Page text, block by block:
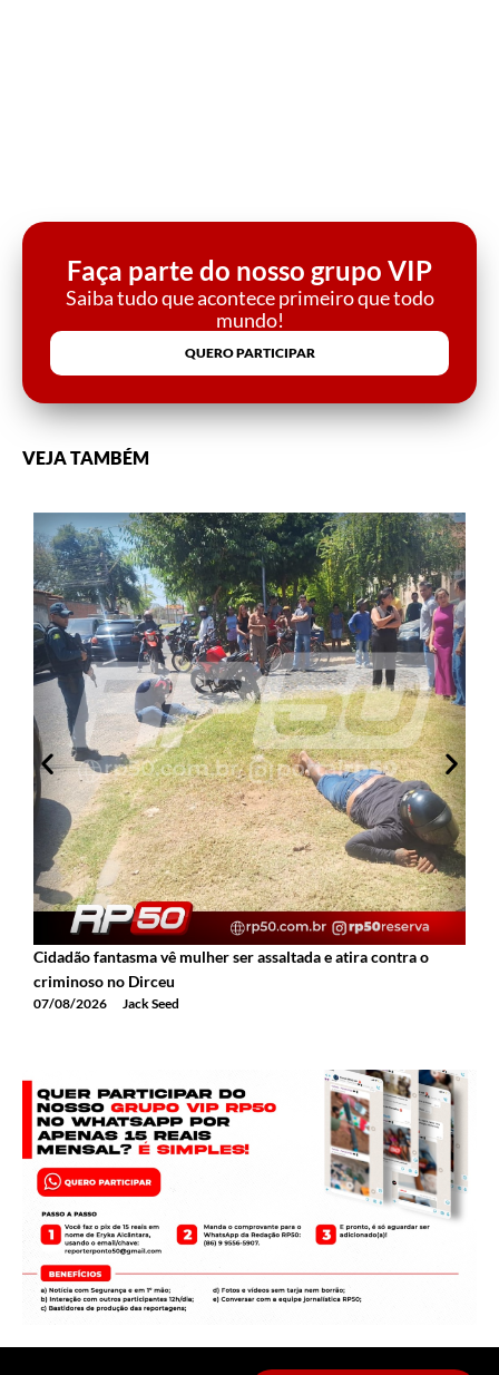
Faça parte do nosso grupo VIP
Saiba tudo que acontece primeiro que todo
mundo!
QUERO PARTICIPAR
VEJA TAMBÉM
Cidadão fantasma vê mulher ser assaltada e atira contra o
criminoso no Dirceu
07/08/2026 Jack Seed